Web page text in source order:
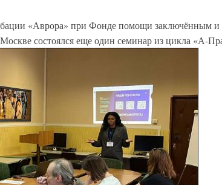
«Аврора» при Фонде помощи заключённым и
состоялся еще один семинар из цикла «А-